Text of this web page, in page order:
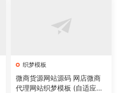
织梦模板
微商货源网站源码 网店微商
代理网站织梦模板 (自适应手